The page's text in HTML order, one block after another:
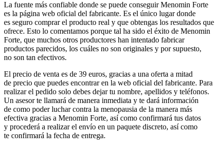
La fuente más confiable donde se puede conseguir Menomin Forte
es la página web oficial del fabricante. Es el único lugar donde
es seguro comprar el producto real y que obtengas los resultados que
ofrece. Esto lo comentamos porque tal ha sido el éxito de Menomin
Forte, que muchos otros productores han intentado fabricar
productos parecidos, los cuáles no son originales y por supuesto,
no son tan efectivos.
El precio de venta es de 39 euros, gracias a una oferta a mitad
de precio que puedes encontrar en la web oficial del fabricante. Para
realizar el pedido solo debes dejar tu nombre, apellidos y teléfonos.
Un asesor te llamará de manera inmediata y te dará información
de como poder luchar contra la menopausia de la manera más
efectiva gracias a Menomin Forte, así como confirmará tus datos
y procederá a realizar el envío en un paquete discreto, así como
te confirmará la fecha de entrega.